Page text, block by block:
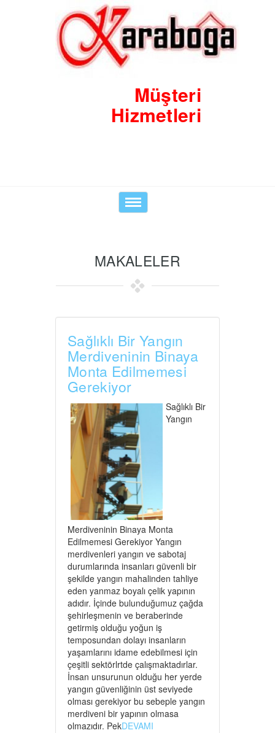
Müşteri
Hizmetleri
Toggle
navigation
MAKALELER
Sağlıklı Bir Yangın
Merdiveninin Binaya
Monta Edilmemesi
Gerekiyor
Sağlıklı Bir
Yangın
Merdiveninin Binaya Monta
Edilmemesi Gerekiyor Yangın
merdivenleri yangın ve sabotaj
durumlarında insanları güvenli bir
şekilde yangın mahalinden tahliye
eden yanmaz boyalı çelik yapının
adıdır. İçinde bulunduğumuz çağda
şehirleşmenin ve beraberinde
getirmiş olduğu yoğun iş
temposundan dolayı insanların
yaşamlarını idame edebilmesi için
çeşitli sektörlrtde çalışmaktadırlar.
İnsan unsurunun olduğu her yerde
yangın güvenliğinin üst seviyede
olması gerekiyor bu sebeple yangın
merdiveni bir yapının olmasa
olmazıdır. PekDEVAMI